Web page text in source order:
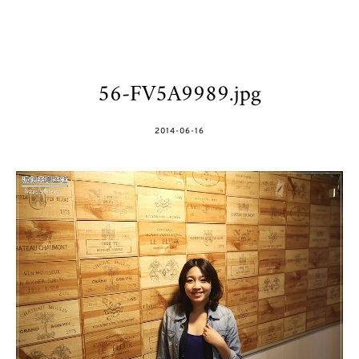
56-FV5A9989.jpg
POSTED
2014-06-16